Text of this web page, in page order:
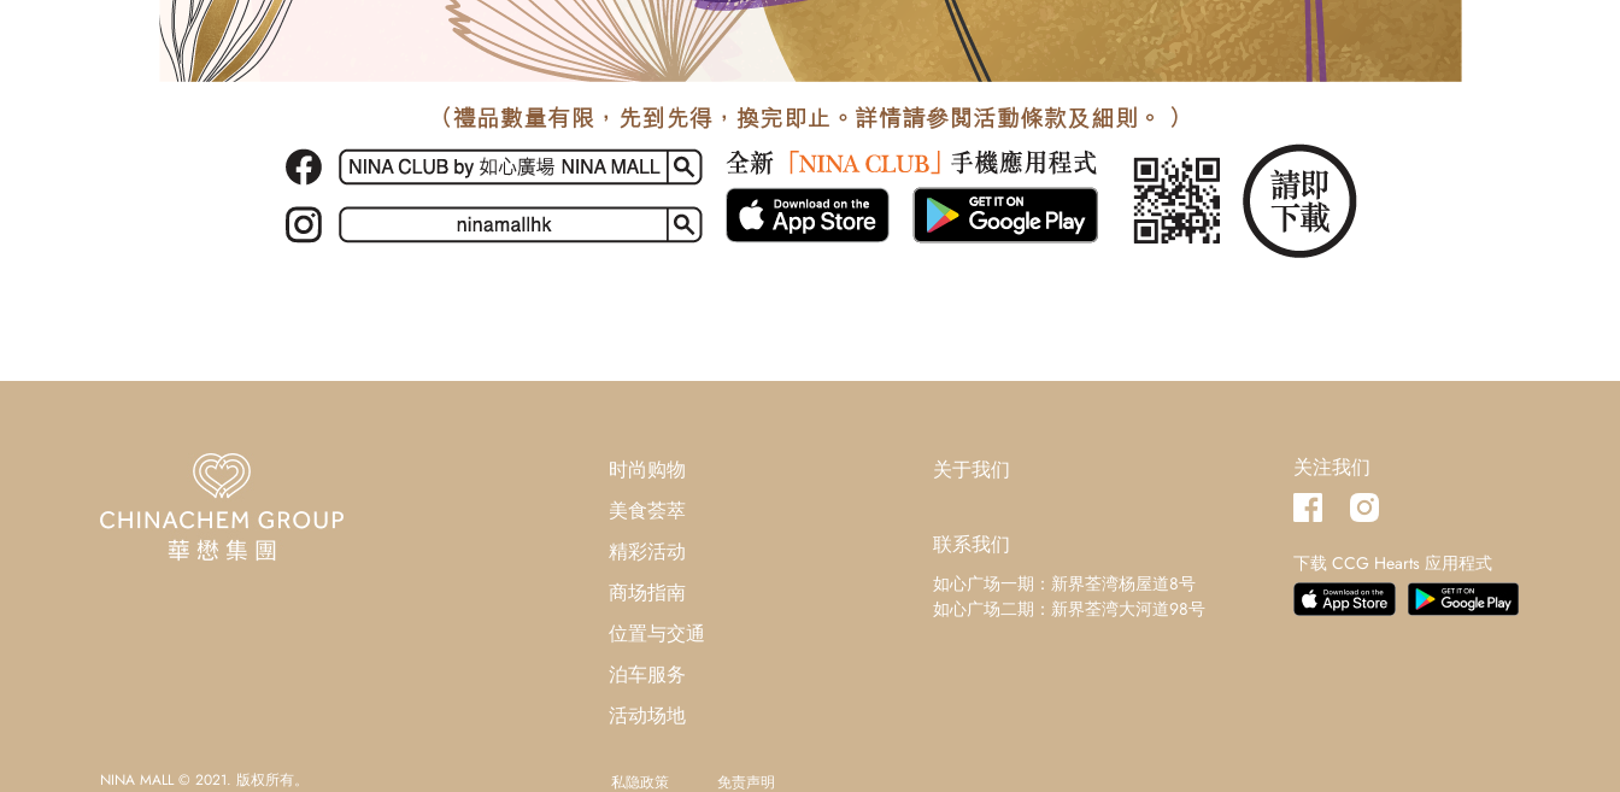
时尚购物
美食荟萃
精彩活动
商场指南
位置与交通
泊车服务
活动场地
关于我们
联系我们
如心广场一期：新界荃湾杨屋道8号
如心广场二期：新界荃湾大河道98号
关注我们
下载 CCG Hearts 应用程式
NINA MALL © 2021. 版权所有。 私隐政策 免责声明